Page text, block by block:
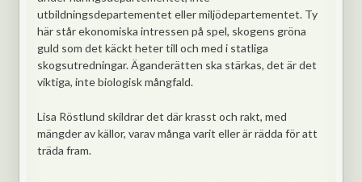
utbildningsdepartementet eller miljödepartementet. Ty
här står ekonomiska intressen på spel, skogens gröna
guld som det käckt heter till och med i statliga
skogsutredningar. Äganderätten ska stärkas, det är det
viktiga, inte biologisk mångfald.
Lisa Röstlund skildrar det där krasst och rakt, med
mängder av källor, varav många varit eller är rädda för att
träda fram.